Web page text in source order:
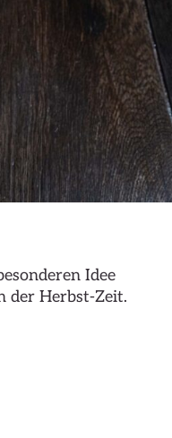
Idee
der Herbst-Zeit.